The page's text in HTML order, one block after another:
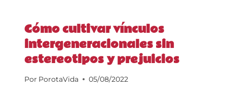
Cómo cultivar vínculos
intergeneracionales sin
estereotipos y prejuicios
Por PorotaVida 05/08/2022